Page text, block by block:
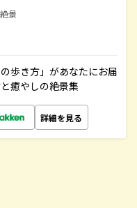
景
歩き方」があなたにお届
癒やしの絶景集
詳細を見る